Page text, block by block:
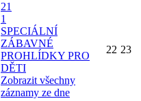
21
1
SPECIÁLNÍ
ZÁBAVNÉ
PROHLÍDKY PRO
DĚTI
Zobrazit všechny
záznamy ze dne
22 23